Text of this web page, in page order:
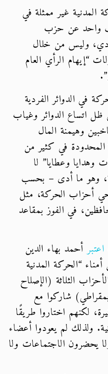
المدنية غير ممثلة في
واحد عن حزب
وليس من خلال
“إيهام الرأي العام
في الدوائر الفردية
ظل اتساع الدوائر وغياب
وهيمنة المال
في كثير من
وهدايا وعطايا” لا
وهو ما أدى – بحسب
أحزاب الحركة، مثل
في الفوز بمقاعد
اعتبرأحمد بهاء الدين
“الحركة المدنية
الثلاثة (الإصلاح
شاركوا مع
لكنهم اختاروا طريقًا
ولذلك لم يعودوا أعضاء
يحضرون الاجتماعات ولا